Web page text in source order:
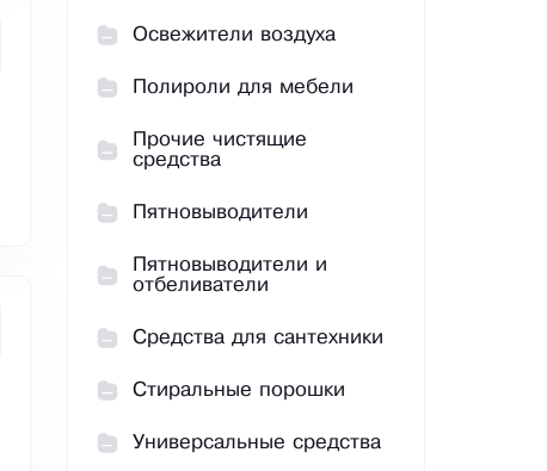
Освежители воздуха
Полироли для мебели
Прочие чистящие
средства
Пятновыводители
Пятновыводители и
отбеливатели
Средства для сантехники
Стиральные порошки
Универсальные средства